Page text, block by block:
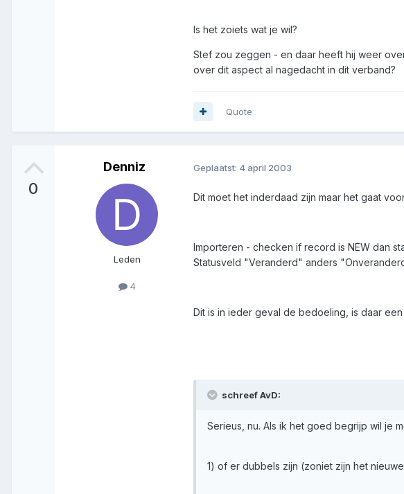
Is het zoiets wat je wil?
Stef zou zeggen - en daar heeft hij weer
over dit aspect al nagedacht in dit verband?
Quote
0
Denniz
Leden
4
Geplaatst: 4 april 2003
Dit moet het inderdaad zijn maar het gaat
Importeren - checken if record is NEW dan
Statusveld "Veranderd" anders
Dit is in ieder geval de bedoeling, is daar
schreef AvD:
Serieus, nu. Als ik het goed begrijp wil je
1) of er dubbels zijn (zoniet zijn het